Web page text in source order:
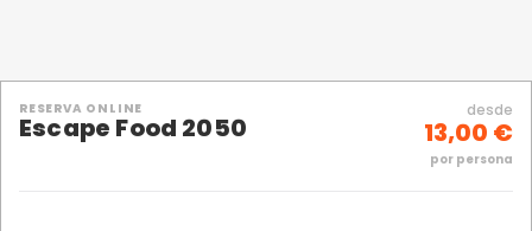
RESERVA ONLINE
Escape Food 2050
desde
13,00 €
por persona